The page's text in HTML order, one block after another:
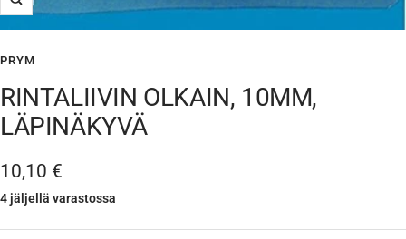
Suurenna
PRYM
RINTALIIVIN OLKAIN, 10MM,
LÄPINÄKYVÄ
Alennushinta
10,10 €
4 jäljellä varastossa